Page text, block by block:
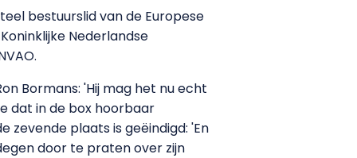
bestuurslid van de Europese
Nederlandse
Bormans: 'Hij mag het nu echt
dat in de box hoorbaar
plaats is geëindigd: 'En
door te praten over zijn